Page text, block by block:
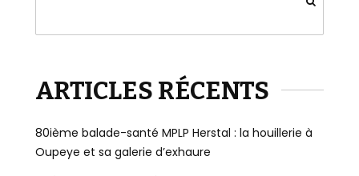
ARTICLES RÉCENTS
80ième balade-santé MPLP Herstal : la houillerie à
Oupeye et sa galerie d’exhaure